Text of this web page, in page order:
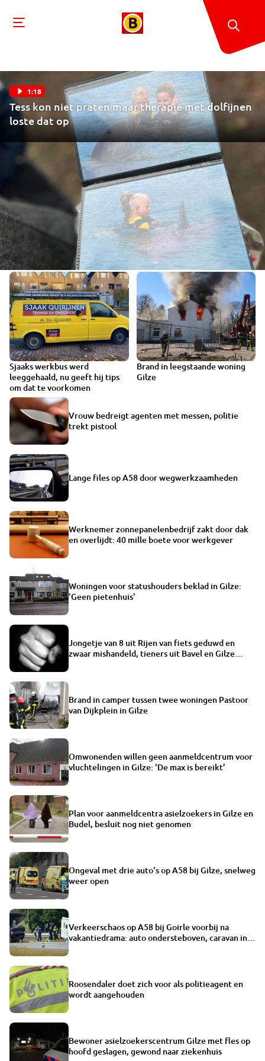
1:18
Tess kon niet praten maar therapie met dolfijnen
loste dat op
Sjaaks werkbus werd
leeggehaald, nu geeft hij tips
om dat te voorkomen
VIDEO
Brand in leegstaande woning
Gilze
Vrouw bedreigt agenten met messen, politie
trekt pistool
Lange files op A58 door wegwerkzaamheden
Werknemer zonnepanelenbedrijf zakt door dak
en overlijdt: 40 mille boete voor werkgever
Woningen voor statushouders beklad in Gilze:
'Geen pietenhuis'
Jongetje van 8 uit Rijen van fiets geduwd en
zwaar mishandeld, tieners uit Bavel en Gilze
Brand in camper tussen twee woningen Pastoor
van Dijkplein in Gilze
Omwonenden willen geen aanmeldcentrum voor
vluchtelingen in Gilze: ‘De max is bereikt’
Plan voor aanmeldcentra asielzoekers in Gilze en
Budel, besluit nog niet genomen
Ongeval met drie auto's op A58 bij Gilze, snelweg
weer open
Verkeerschaos op A58 bij Goirle voorbij na
vakantiedrama: auto ondersteboven, caravan in
Roosendaler doet zich voor als politieagent en
wordt aangehouden
Bewoner asielzoekerscentrum Gilze met fles op
hoofd geslagen, gewond naar ziekenhuis